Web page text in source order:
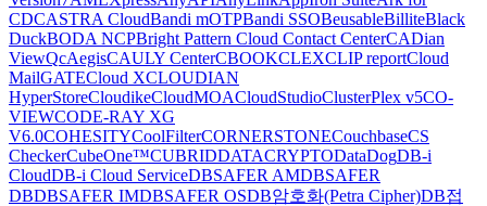
CDCASTRA CloudBandi mOTPBandi SSOBeusableBilliteBlack
DuckBODA NCPBright Pattern Cloud Contact CenterCADian
ViewQcAegisCAULY CenterCBOOKCLEXCLIP reportCloud
MailGATECloud XCLOUDIAN
HyperStoreCloudikeCloudMOACloudStudioClusterPlex v5CO-
VIEWCODE-RAY XG
V6.0COHESITYCoolFilterCORNERSTONECouchbaseCS
CheckerCubeOne™CUBRIDDATACRYPTODataDogDB-i
CloudDB-i Cloud ServiceDBSAFER AMDBSAFER
DBDBSAFER IMDBSAFER OSDB암호화(Petra Cipher)DB접